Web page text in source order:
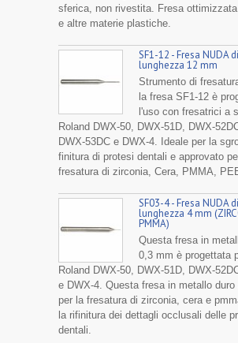
sferica, non rivestita. Fresa
e altre materie plastiche.
SF1-12 - Fresa NUDA
lunghezza 12 mm
Strumento di
la fresa SF1-12 è
l'uso con fresatrici a
Roland DWX-50, DWX-51D, DWX-
DWX-53DC e DWX-4. Ideale per la
finitura di protesi dentali e approvato
fresatura di zirconia, Cera, PMMA,
SF03-4 - Fresa NUDA
lunghezza 4 mm
PMMA)
Questa fresa in
0,3 mm è progettata
Roland DWX-50, DWX-51D, DWX-
e DWX-4. Questa fresa in metallo duro
per la fresatura di zirconia, cera e
la rifinitura dei dettagli occlusali delle
dentali.